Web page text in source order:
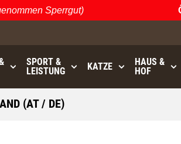
Sperrgut)
SPORT &
LEISTUNG
KATZE
HAUS &
HOF
(AT / DE)